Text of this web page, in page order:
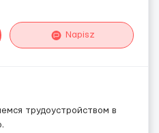
Napisz
трудоустройством в